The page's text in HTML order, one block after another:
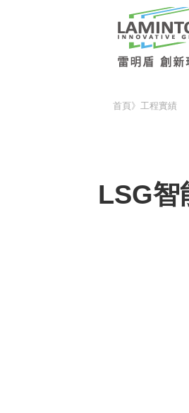
首頁》 工程實績
LSG智